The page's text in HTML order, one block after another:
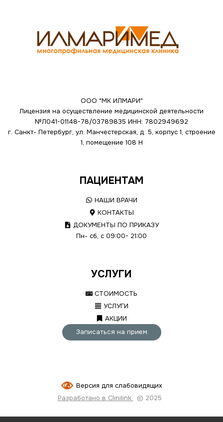
ООО "МК ИЛМАРИ"
Лицензия на осуществление медицинской деятельности
№Л041-01148-78/03789835 ИНН: 7802949692
г. Санкт- Петербург, ул. Манчестерская, д. 5, корпус 1, строение
1, помещение 108 Н
ПАЦИЕНТАМ
НАШИ ВРАЧИ
КОНТАКТЫ
ДОКУМЕНТЫ ПО ПРИКАЗУ
Пн- сб, с 09:00- 21:00
УСЛУГИ
СТОИМОСТЬ
УСЛУГИ
АКЦИИ
Записаться на прием
Версия для слабовидящих
Разработано в Clinilink
© 2025